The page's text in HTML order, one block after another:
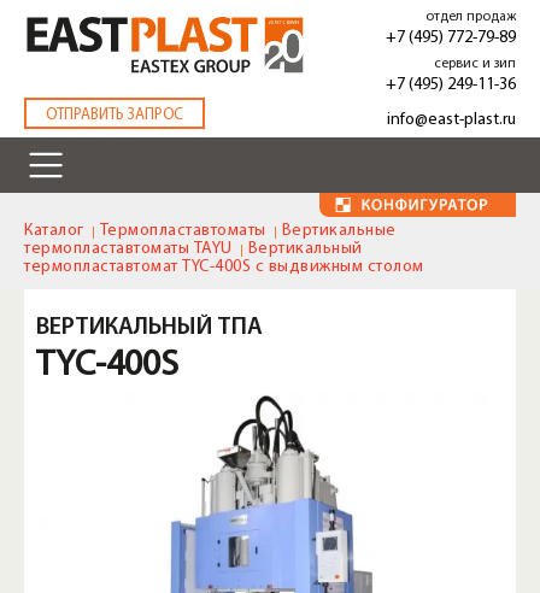
основному
содержанию
ОТПРАВИТЬ ЗАПРОС
отдел продаж
+7 (495) 772-79-89
сервис и зип
+7 (495) 249-11-36
info@east-plast.ru
Каталог Термопластавтоматы
Вертикальные
термопластавтоматы TAYU
Вертикальный
термопластавтомат TYC-400S с выдвижным столом
ВЕРТИКАЛЬНЫЙ ТПА
TYC-400S